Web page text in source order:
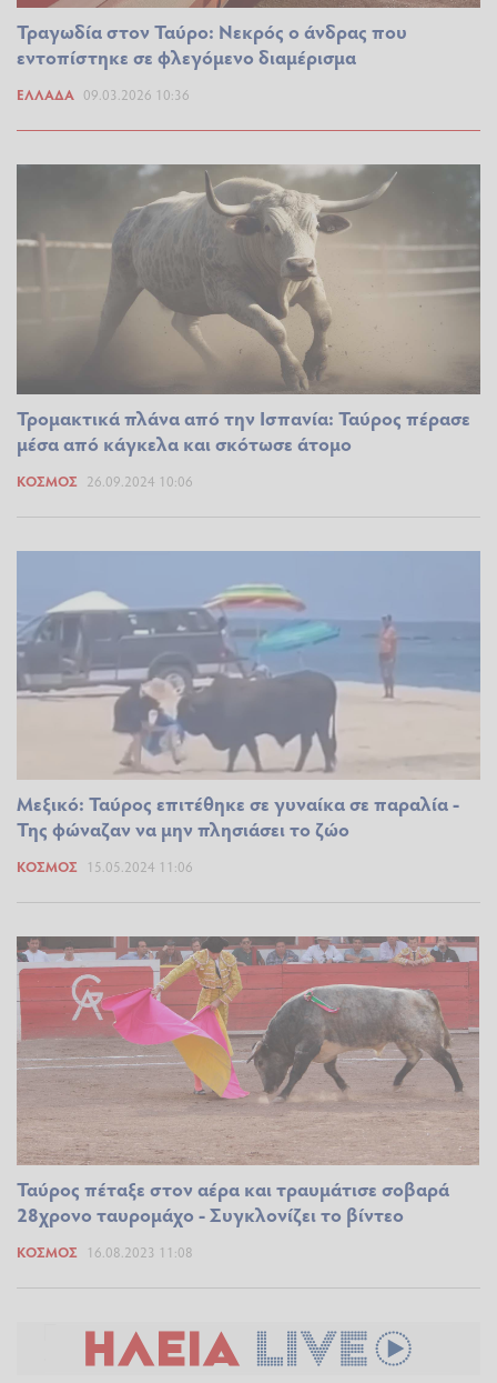
Τραγωδία στον Ταύρο: Νεκρός ο άνδρας που
εντοπίστηκε σε φλεγόμενο διαμέρισμα
ΕΛΛΆΔΑ 09.03.2026 10:36
Τρομακτικά πλάνα από την Ισπανία: Ταύρος πέρασε
μέσα από κάγκελα και σκότωσε άτομο
ΚΌΣΜΟΣ 26.09.2024 10:06
Μεξικό: Ταύρος επιτέθηκε σε γυναίκα σε παραλία -
Της φώναζαν να μην πλησιάσει το ζώο
ΚΌΣΜΟΣ 15.05.2024 11:06
Ταύρος πέταξε στον αέρα και τραυμάτισε σοβαρά
28χρονο ταυρομάχο - Συγκλονίζει το βίντεο
ΚΌΣΜΟΣ 16.08.2023 11:08